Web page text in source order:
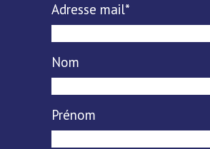
Adresse mail*
Nom
Prénom